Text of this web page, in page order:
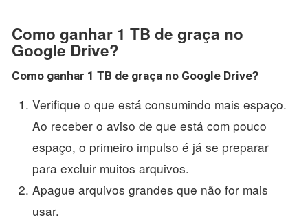
Como ganhar 1 TB de graça no
Google Drive?
Como ganhar 1 TB de graça no Google Drive?
Verifique o que está consumindo mais espaço.
Ao receber o aviso de que está com pouco
espaço, o primeiro impulso é já se preparar
para excluir muitos arquivos.
Apague arquivos grandes que não for mais
usar.